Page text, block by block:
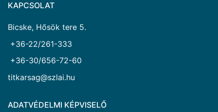
KAPCSOLAT
Bicske, Hősök tere 5.
+36-22/261-333
+36-30/656-72-60
titkarsag@szlai.hu
ADATVÉDELMI KÉPVISELŐ